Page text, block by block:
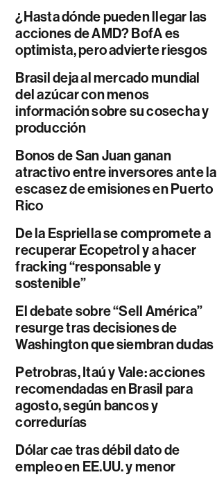
¿Hasta dónde pueden llegar las
acciones de AMD? BofA es
optimista, pero advierte riesgos
Brasil deja al mercado mundial
del azúcar con menos
información sobre su cosecha y
producción
Bonos de San Juan ganan
atractivo entre inversores ante la
escasez de emisiones en Puerto
Rico
De la Espriella se compromete a
recuperar Ecopetrol y a hacer
fracking “responsable y
sostenible”
El debate sobre “Sell América”
resurge tras decisiones de
Washington que siembran dudas
Petrobras, Itaú y Vale: acciones
recomendadas en Brasil para
agosto, según bancos y
corredurías
Dólar cae tras débil dato de
empleo en EE.UU. y menor